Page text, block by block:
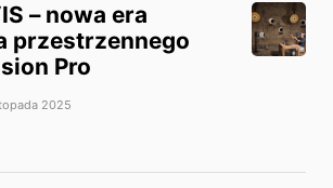
– nowa era
przestrzennego
Pro
2025